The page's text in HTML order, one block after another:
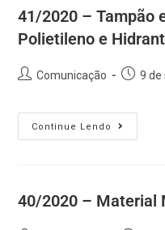
41/2020 – Tampão
Polietileno e
Comunicação 9 de
Continue Lendo
40/2020 – Material